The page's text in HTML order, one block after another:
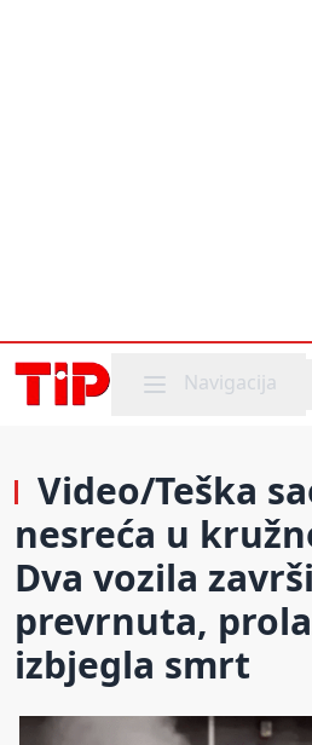
Mobile menu
Navigacija
Video/Teška
nesreća u
Dva vozila
prevrnuta,
izbjegla smrt